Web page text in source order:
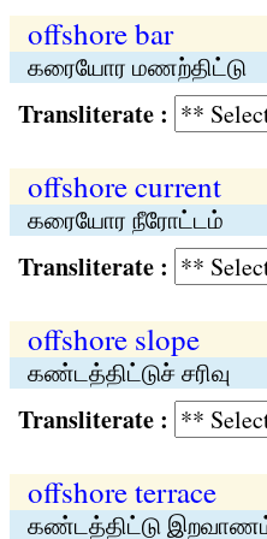
offshore bar
கரையோர மணற்திட்டு
Transliterate :
offshore current
கரையோர நீரோட்டம்
Transliterate :
offshore slope
கண்டத்திட்டுச் சரிவு
Transliterate :
offshore terrace
கண்டத்திட்டு